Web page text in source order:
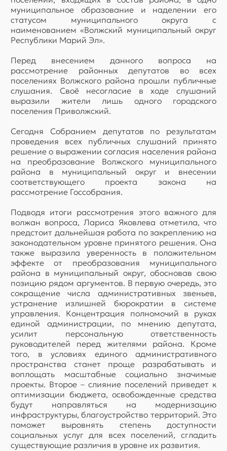
муниципальное образование и наделении его
статусом муниципального округа с
наименованием «Волжский муниципальный округ
Республики Марий Эл».
Перед внесением данного вопроса на
рассмотрение районных депутатов во всех
поселениях Волжского района прошли публичные
слушания. Своё несогласие в ходе слушаний
выразили жители лишь одного городского
поселения Приволжский.
Сегодня Собранием депутатов по результатам
проведения всех публичных слушаний принято
решение о выражении согласия населения района
на преобразование Волжского муниципального
района в муниципальный округ и внесении
соответствующего проекта закона на
рассмотрение Госсобрания.
Подводя итоги рассмотрения этого важного для
волжан вопроса, Лариса Яковлева отметила, что
предстоит дальнейшая работа по закреплению на
законодательном уровне принятого решения. Она
также выразила уверенность в положительном
эффекте от преобразования муниципального
района в муниципальный округ, обосновав свою
позицию рядом аргументов. В первую очередь, это
сокращение числа административных звеньев,
устранение излишней бюрократии в системе
управления. Концентрация полномочий в руках
единой администрации, по мнению депутата,
усилит персональную ответственность
руководителей перед жителями района. Кроме
того, в условиях единого административного
пространства станет проще разрабатывать и
воплощать масштабные социально значимые
проекты. Второе – слияние поселений приведет к
оптимизации бюджета, освобожденные средства
будут направляться на модернизацию
инфраструктуры, благоустройство территорий. Это
поможет выровнять степень доступности
социальных услуг для всех поселений, сгладить
существующие различия в уровне их развития.